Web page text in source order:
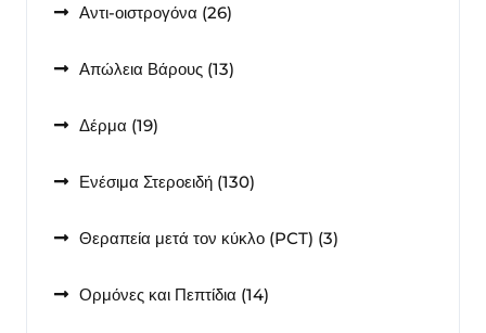
Αντι-οιστρογόνα 2626
Απώλεια Βάρους 1313
Δέρμα 1919
Ενέσιμα Στεροειδή 130130
Θεραπεία μετά τον κύκλο (PCT) 33
Ορμόνες και Πεπτίδια 1414